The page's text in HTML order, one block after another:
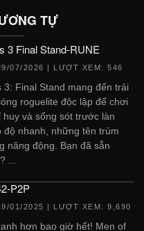
TỰ
3 Final Stand-RUNE
07/2026 | LƯỢT XEM: 546
3: Final Stand mang đến trải
roguelite độc ​​lập để chơi
và sống sót trước làn
nhanh, những tên trùm
năng động. Bạn đã sẵn
...
P2P
01/2025 | LƯỢT XEM: 9,690
hơn bao giờ hết! Men of